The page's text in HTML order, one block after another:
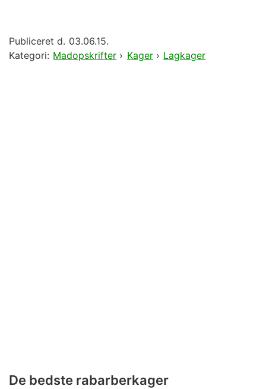
Publiceret d. 03.06.15.
Kategori: Madopskrifter › Kager› Lagkager
De bedste rabarberkager